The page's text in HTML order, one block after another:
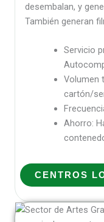
desembalan, y
También generan
Servicio
Volumen
cartón/
Ahorro:
CENTROS